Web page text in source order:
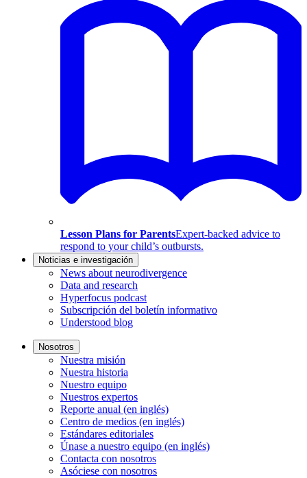
Lesson Plans for ParentsExpert-backed advice to
respond to your child’s outbursts.
Noticias e investigación
News about neurodivergence
Data and research
Hyperfocus podcast
Subscripción del boletín informativo
Understood blog
Nosotros
Nuestra misión
Nuestra historia
Nuestro equipo
Nuestros expertos
Reporte anual (en inglés)
Centro de medios (en inglés)
Estándares editoriales
Únase a nuestro equipo (en inglés)
Contacta con nosotros
Asóciese con nosotros